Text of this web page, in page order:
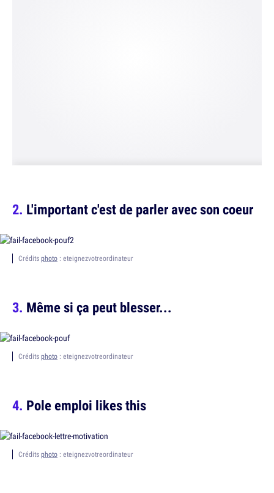
L'important c'est de parler avec son coeur
Crédits photo : eteignezvotreordinateur
Même si ça peut blesser...
Crédits photo : eteignezvotreordinateur
Pole emploi likes this
Crédits photo : eteignezvotreordinateur